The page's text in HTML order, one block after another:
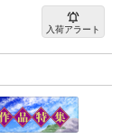
入荷アラート